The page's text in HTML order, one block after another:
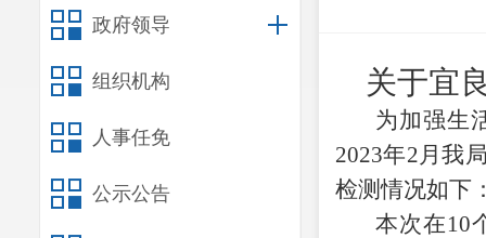
政府领导
组织机构
人事任免
公示公告
关于宜
为加强生
2023年2月我
检测情况如下
本次在10